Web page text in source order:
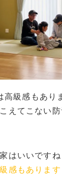
高級感もあり
えてこない
はいいですね
感もありま